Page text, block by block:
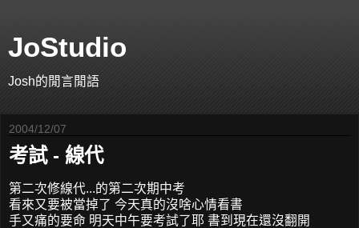
JoStudio
Josh的閒言閒語
2004/12/07
考試 - 線代
第二次修線代...的第二次期中考
看來又要被當掉了 今天真的沒啥心情看書
手又痛的要命 明天中午要考試了耶 書到現在還沒翻開